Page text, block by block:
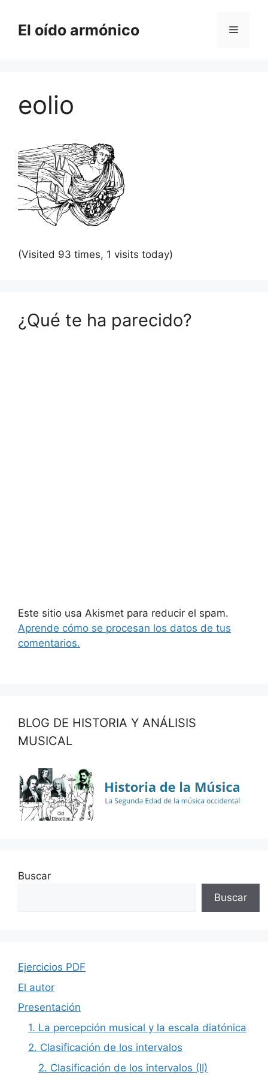
contenido
El oído armónico Menú
eolio
(Visited 93 times, 1 visits today)
¿Qué te ha parecido?
Este sitio usa Akismet para reducir el spam.
Aprende cómo se procesan los datos de tus
comentarios.
BLOG DE HISTORIA Y ANÁLISIS
MUSICAL
Buscar
Buscar
Ejercicios PDF
El autor
Presentación
1. La percepción musical y la escala diatónica
2. Clasificación de los intervalos
2. Clasificación de los intervalos (II)